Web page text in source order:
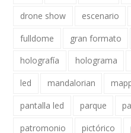
drone show
escenario
fulldome
gran formato
holografía
holograma
led
mandalorian
pantalla led
parque
patromonio
pictórico